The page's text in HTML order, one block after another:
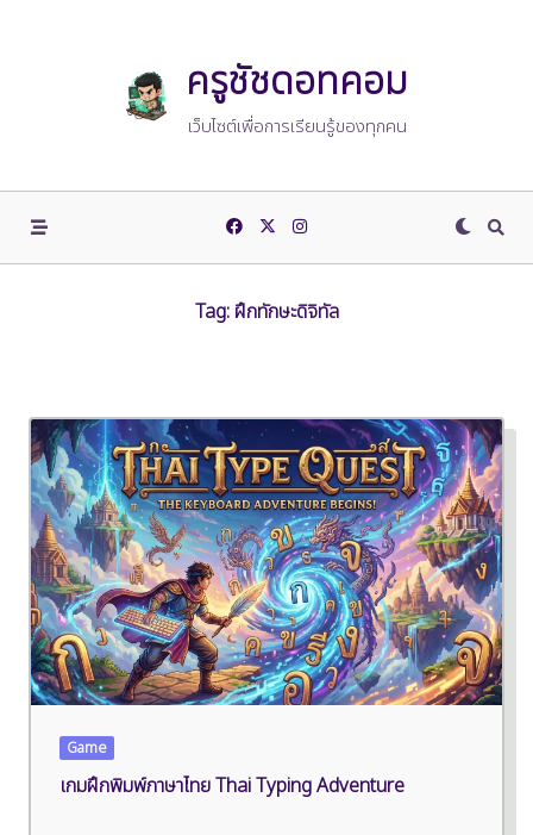
ครูชัชดอทคอม
เว็บไซต์เพื่อการเรียนรู้ของทุกคน
Tag: ฝึกทักษะดิจิทัล
Game
เกมฝึกพิมพ์ภาษาไทย Thai Typing Adventure